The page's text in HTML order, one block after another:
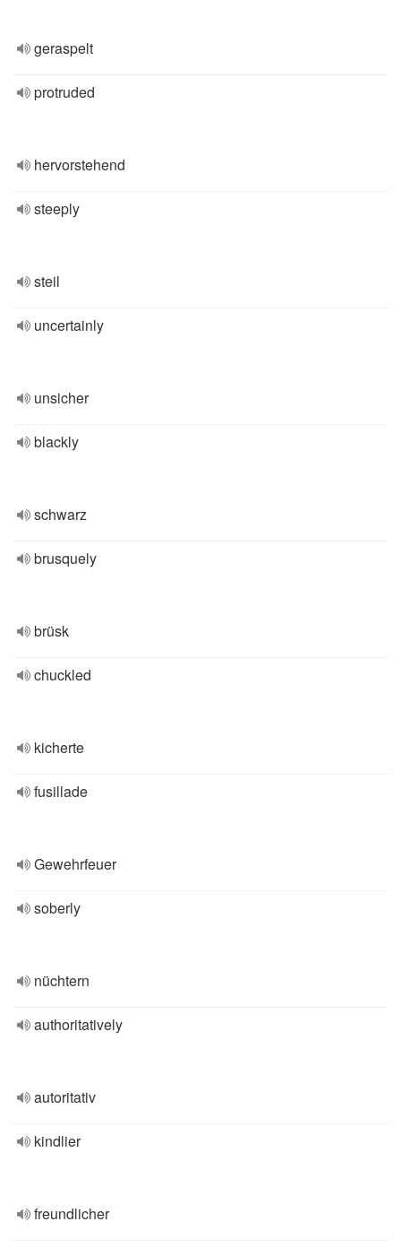
geraspelt
protruded
hervorstehend
steeply
steil
uncertainly
unsicher
blackly
schwarz
brusquely
brüsk
chuckled
kicherte
fusillade
Gewehrfeuer
soberly
nüchtern
authoritatively
autoritativ
kindlier
freundlicher